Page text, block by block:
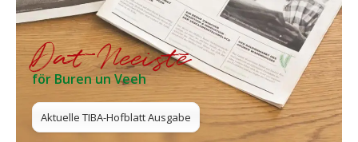
Dat Neeiste
för Buren un Veeh
Aktuelle TIBA-Hofblatt Ausgabe